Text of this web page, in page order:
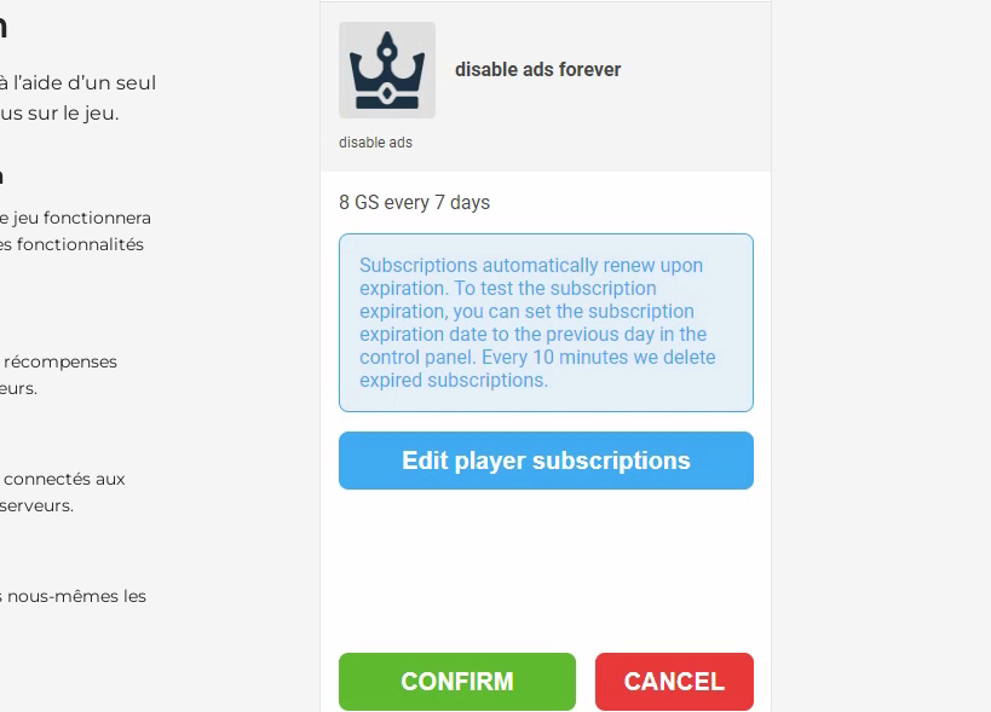
d’un seul
sur le jeu.
jeu fonctionnera
fonctionnalités
récompenses
aux
mêmes les